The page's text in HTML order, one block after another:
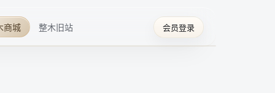
商城 整木旧站 会员登录